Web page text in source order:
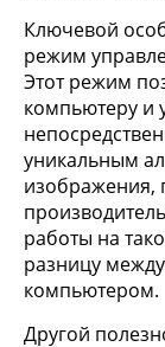
Ключевой
режим
Этот режим
компьютеру и
уникальным
изображения,
работы на
разницу
компьютером.
Другой